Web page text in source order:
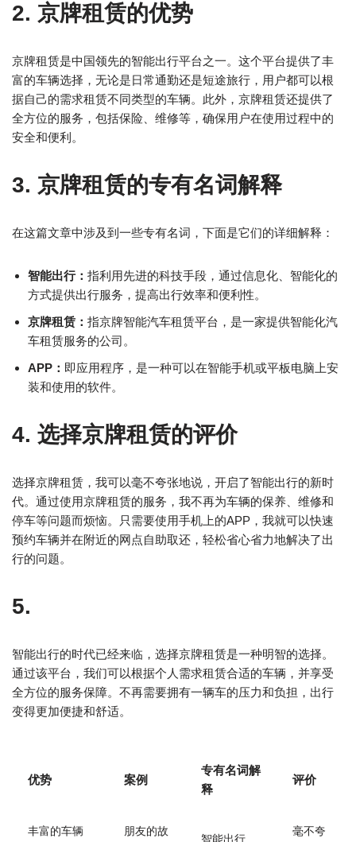
2. 京牌租赁的优势
京牌租赁是中国领先的智能出行平台之一。这个平台提供了丰
富的车辆选择，无论是日常通勤还是短途旅行，用户都可以根
据自己的需求租赁不同类型的车辆。此外，京牌租赁还提供了
全方位的服务，包括保险、维修等，确保用户在使用过程中的
安全和便利。
3. 京牌租赁的专有名词解释
在这篇文章中涉及到一些专有名词，下面是它们的详细解释：
智能出行： 指利用先进的科技手段，通过信息化、智能化的
方式提供出行服务，提高出行效率和便利性。
京牌租赁： 指京牌智能汽车租赁平台，是一家提供智能化汽
车租赁服务的公司。
APP： 即应用程序，是一种可以在智能手机或平板电脑上安
装和使用的软件。
4. 选择京牌租赁的评价
选择京牌租赁，我可以毫不夸张地说，开启了智能出行的新时
代。通过使用京牌租赁的服务，我不再为车辆的保养、维修和
停车等问题而烦恼。只需要使用手机上的APP，我就可以快速
预约车辆并在附近的网点自助取还，轻松省心省力地解决了出
行的问题。
5.
智能出行的时代已经来临，选择京牌租赁是一种明智的选择。
通过该平台，我们可以根据个人需求租赁合适的车辆，并享受
全方位的服务保障。不再需要拥有一辆车的压力和负担，出行
变得更加便捷和舒适。
优势 案例
专有名词解
释
评价
丰富的车辆 朋友的故
智能出行
毫不夸